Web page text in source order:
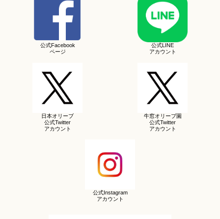
公式Facebook
ページ
公式LINE
アカウント
日本オリーブ
公式Twitter
アカウント
牛窓オリーブ園
公式Twitter
アカウント
公式Instagram
アカウント